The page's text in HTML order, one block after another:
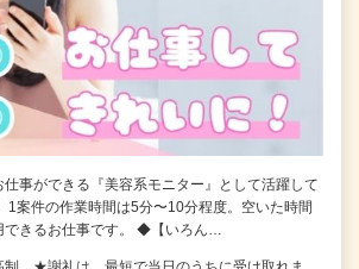
仕事ができる『美容系モニター』として活躍して
1案件の作業時間は5分〜10分程度。空いた時間
できるお仕事です。 ◆【いろん…